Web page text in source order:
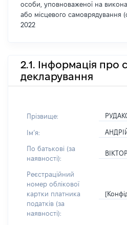
особи, уповноваженої на
або місцевого самоврядування
2022
2.1. Інформація про
декларування
Прізвище:
Імʼя:
По батькові (за
наявності):
Реєстраційний
номер облікової
картки платника
податків (за
наявності):